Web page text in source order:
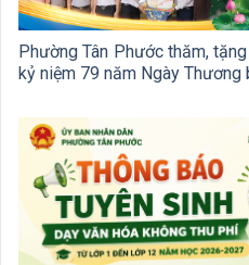
Phường Tân Phước thăm,
kỷ niệm 79 năm Ngày